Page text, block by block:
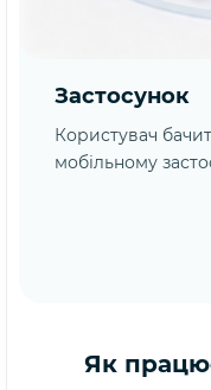
Застосунок
Користувач
мобільному
Як